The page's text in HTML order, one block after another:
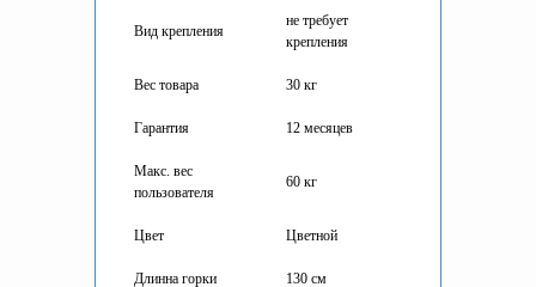
Вид крепления
не требует
крепления
Вес товара 30 кг
Гарантия 12 месяцев
Макс. вес
пользователя
60 кг
Цвет Цветной
Длинна горки 130 см